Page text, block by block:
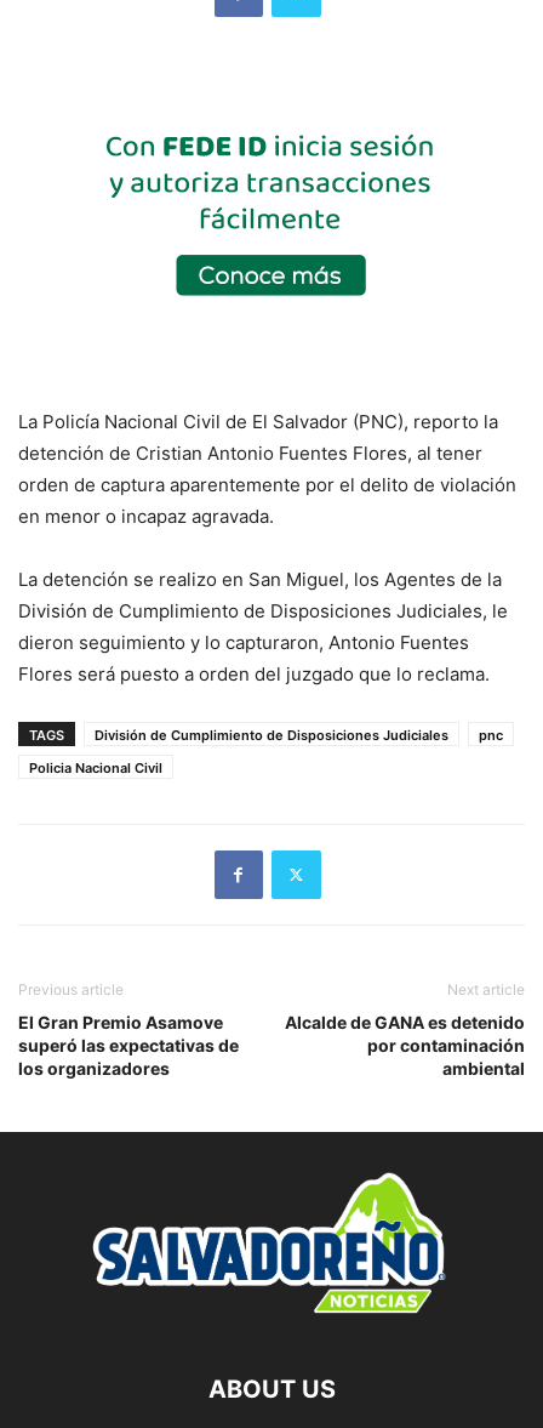
La Policía Nacional Civil de El Salvador (PNC), reporto la
detención de Cristian Antonio Fuentes Flores, al tener
orden de captura aparentemente por el delito de violación
en menor o incapaz agravada.
La detención se realizo en San Miguel, los Agentes de la
División de Cumplimiento de Disposiciones Judiciales, le
dieron seguimiento y lo capturaron, Antonio Fuentes
Flores será puesto a orden del juzgado que lo reclama.
TAGS División de Cumplimiento de Disposiciones Judiciales
pnc
Policia Nacional Civil
Previous article
El Gran Premio Asamove
superó las expectativas de
los organizadores
Next article
Alcalde de GANA es detenido
por contaminación
ambiental
ABOUT US